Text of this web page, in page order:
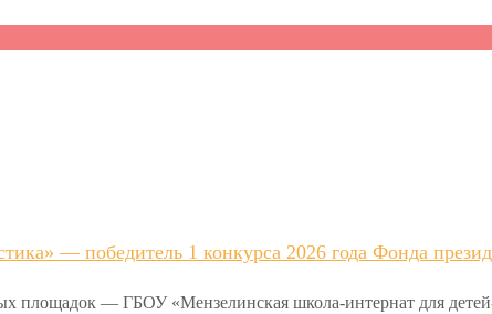
— победитель 1 конкурса 2026 года Фонда
площадок — ГБОУ «Мензелинская школа-интернат для